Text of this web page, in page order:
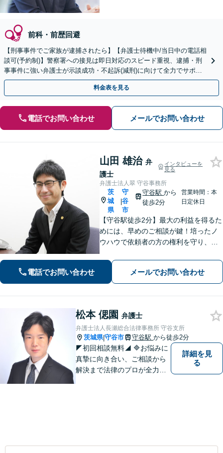
前科・前歴回避
【刑事事件でご家族が逮捕されたら】【弁護士待機中/当日中の電話相
談可(予約制)】警察署への接見は即日対応のスピード重視、逮捕・刑
事事件に強い弁護士が示談成功・不起訴(減刑)に向けて全力でサポー
トします。【加害者側の相談専門】
料金表を見る
電話でお問い合わせ メールでお問い合わせ
山田 雄治 弁
護士
インタビューを
見る
弁護士法人翠 守谷事務所
茨
城
県
|
守
谷
市
守谷駅から
徒歩2分
営業時間：本
日定休日
【守谷駅徒歩2分】最大の利益を得るた
めには、早めのご相談が鍵！培ったノ
ウハウで依頼者の方の権利を守り、最
す。借金、遺言相続、離婚、企業法務
その他どんな相談でも受け付けます。
電話でお問い合わせ メールでお問い合わせ
松本 偲園 弁護士
弁護士法人長瀬総合法律事務所 守谷支所
茨城県|守谷市 守谷駅 から徒歩2分
◤初回相談無料◢ 🔷お悩みに
真摯に向き合い、ご相談から
解決まで法律のプロが全力で
ださい。
詳細を見
る